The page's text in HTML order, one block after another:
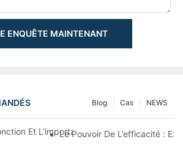
ENQUÊTE MAINTENANT
NEWS
Cas
Blog
Et L'importance Des Vérins
Le Pouvoir De L’efficacité :